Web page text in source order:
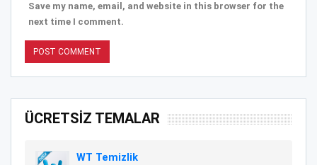
Save my name, email, and website in this browser for the
next time I comment.
ÜCRETSİZ TEMALAR
WT Temizlik